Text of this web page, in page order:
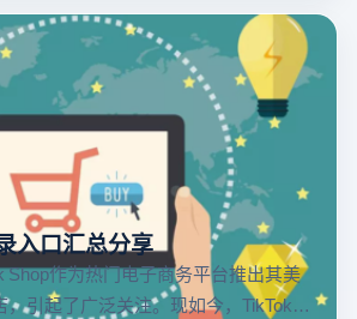
入口汇总分享
Shop作为热门电子商务平台推出其美
引起了广泛关注。现如今，TikTok商